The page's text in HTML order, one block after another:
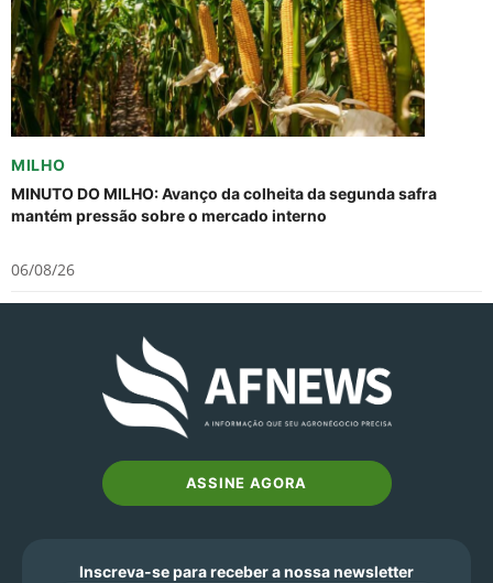
MILHO
MINUTO DO MILHO: Avanço da colheita da segunda safra
mantém pressão sobre o mercado interno
06/08/26
ASSINE AGORA
Inscreva-se para receber a nossa newsletter